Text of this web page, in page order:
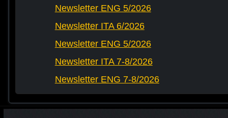
Newsletter ENG 5/2026
Newsletter ITA 6/2026
Newsletter ENG 5/2026
Newsletter ITA 7-8/2026
Newsletter ENG 7-8/2026